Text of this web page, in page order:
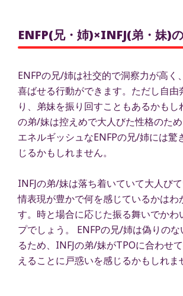
ENFP(兄・姉)×INFJ(弟・妹)
ENFPの兄/姉は社交的で洞察力が高く
喜ばせる行動ができます。ただし自由
り、弟妹を振り回すこともあるかもし
の弟/妹は控えめで大人びた性格のた
エネルギッシュなENFPの兄/姉には驚
じるかもしれません。
INFJの弟/妹は落ち着いていて大人び
情表現が豊かで何を感じているかはわ
す。時と場合に応じた振る舞いでかわ
プでしょう。 ENFPの兄/姉は偽りの
るため、INFJの弟/妹がTPOに合わせ
えることに戸惑いを感じるかもしれま